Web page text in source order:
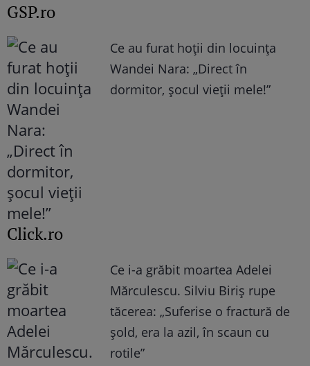
GSP.ro
Ce au furat hoții din locuința
Wandei Nara: „Direct în
dormitor, șocul vieții mele!”
Click.ro
Ce i-a grăbit moartea Adelei
Mărculescu. Silviu Biriș rupe
tăcerea: „Suferise o fractură de
șold, era la azil, în scaun cu
rotile”